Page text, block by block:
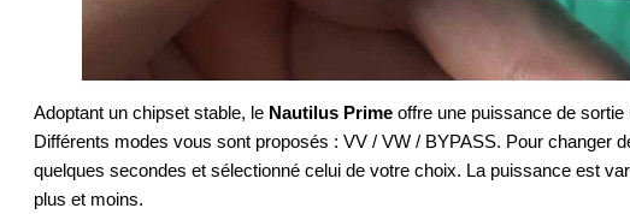
Adoptant un chipset stable, le Nautilus Prime offre une puissance de
Différents modes vous sont proposés : VV / VW / BYPASS. Pour changer
quelques secondes et sélectionné celui de votre choix. La puissance est
plus et moins.